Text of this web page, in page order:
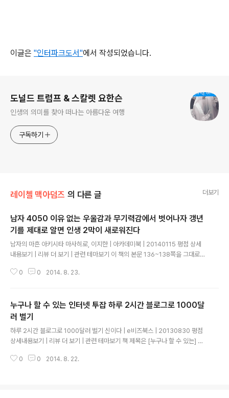
이글은 "인터파크도서"에서 작성되었습니다.
도널드 트럼프 & 스칼렛 요한슨
인생의 의미를 찾아 떠나는 아름다운 여행
구독하기
레이첼 맥아덤즈 의 다른 글 더보기
남자 4050 이유 없는 우울감과 무기력감에서 벗어나자 갱년
기를 제대로 알면 인생 2막이 새로워진다
남자의 마흔 아키시타 마사히로, 이지한 | 아카데미북 | 20140115 평점 상세
내용보기 | 리뷰 더 보기 | 관련 테마보기 이 책의 본문 136~138쪽을 그대로
다. 그런데 그 양이 많으면 몸속에서 처리하지 못하고, 정상적인 세포까지 공격
화의 메커니즘으로, 몸이 녹스는 과정이다. 몸이 녹스는 것을 방지하기 위해서
는 항상화 물질을 함유한 식품을 섭취하는 것이 좋은 방법이다. 항상화 물질은
몸속에서 합성되지만 체외에서 섭취할 수 있는 것이 있다. 1) 항상화 비타민 2)
폴리페..
0 0 2014. 8. 23.
누구나 할 수 있는 인터넷 투잡 하루 2시간 블로그로 1000달
러 벌기
하루 2시간 블로그로 1000달러 벌기 신이다 | e비즈북스 | 20130830 평점
상세내용보기 | 리뷰 더 보기 | 관련 테마보기 책 제목은 [누구나 할 수 있는] 이
람에게 HTML, CSS, JAVAx-script 정도는 아주 쉬운 것이었으리라 코딩에
0 0 2014. 8. 22.